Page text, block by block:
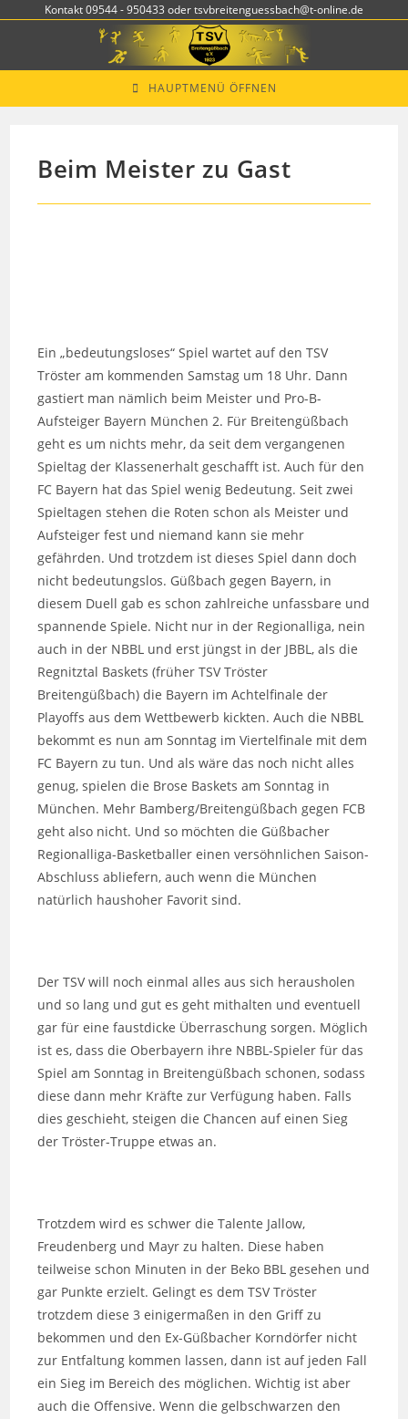
Kontakt 09544 - 950433 oder tsvbreitenguessbach@t-online.de
HAUPTMENÜ ÖFFNEN
Beim Meister zu Gast
Ein „bedeutungsloses“ Spiel wartet auf den TSV
Tröster am kommenden Samstag um 18 Uhr. Dann
gastiert man nämlich beim Meister und Pro-B-
Aufsteiger Bayern München 2. Für Breitengüßbach
geht es um nichts mehr, da seit dem vergangenen
Spieltag der Klassenerhalt geschafft ist. Auch für den
FC Bayern hat das Spiel wenig Bedeutung. Seit zwei
Spieltagen stehen die Roten schon als Meister und
Aufsteiger fest und niemand kann sie mehr
gefährden. Und trotzdem ist dieses Spiel dann doch
nicht bedeutungslos. Güßbach gegen Bayern, in
diesem Duell gab es schon zahlreiche unfassbare und
spannende Spiele. Nicht nur in der Regionalliga, nein
auch in der NBBL und erst jüngst in der JBBL, als die
Regnitztal Baskets (früher TSV Tröster
Breitengüßbach) die Bayern im Achtelfinale der
Playoffs aus dem Wettbewerb kickten. Auch die NBBL
bekommt es nun am Sonntag im Viertelfinale mit dem
FC Bayern zu tun. Und als wäre das noch nicht alles
genug, spielen die Brose Baskets am Sonntag in
München. Mehr Bamberg/Breitengüßbach gegen FCB
geht also nicht. Und so möchten die Güßbacher
Regionalliga-Basketballer einen versöhnlichen Saison-
Abschluss abliefern, auch wenn die München
natürlich haushoher Favorit sind.
Der TSV will noch einmal alles aus sich herausholen
und so lang und gut es geht mithalten und eventuell
gar für eine faustdicke Überraschung sorgen. Möglich
ist es, dass die Oberbayern ihre NBBL-Spieler für das
Spiel am Sonntag in Breitengüßbach schonen, sodass
diese dann mehr Kräfte zur Verfügung haben. Falls
dies geschieht, steigen die Chancen auf einen Sieg
der Tröster-Truppe etwas an.
Trotzdem wird es schwer die Talente Jallow,
Freudenberg und Mayr zu halten. Diese haben
teilweise schon Minuten in der Beko BBL gesehen und
gar Punkte erzielt. Gelingt es dem TSV Tröster
trotzdem diese 3 einigermaßen in den Griff zu
bekommen und den Ex-Güßbacher Korndörfer nicht
zur Entfaltung kommen lassen, dann ist auf jeden Fall
ein Sieg im Bereich des möglichen. Wichtig ist aber
auch die Offensive. Wenn die gelbschwarzen den